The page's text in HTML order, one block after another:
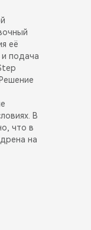
её
и подача
В
что в
на